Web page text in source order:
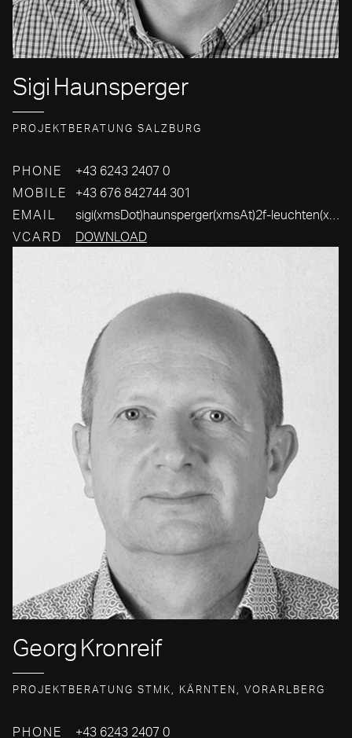
Sigi Haunsperger
PROJEKTBERATUNG SALZBURG
PHONE
+43 6243 2407 0
MOBILE
+43 676 842744 301
EMAIL
sigi(xmsDot)haunsperger(xmsAt)2f-leuchten(xmsDot)com
VCARD
DOWNLOAD
Georg Kronreif
PROJEKTBERATUNG STMK, KÄRNTEN, VORARLBERG
PHONE +43 6243 2407 0